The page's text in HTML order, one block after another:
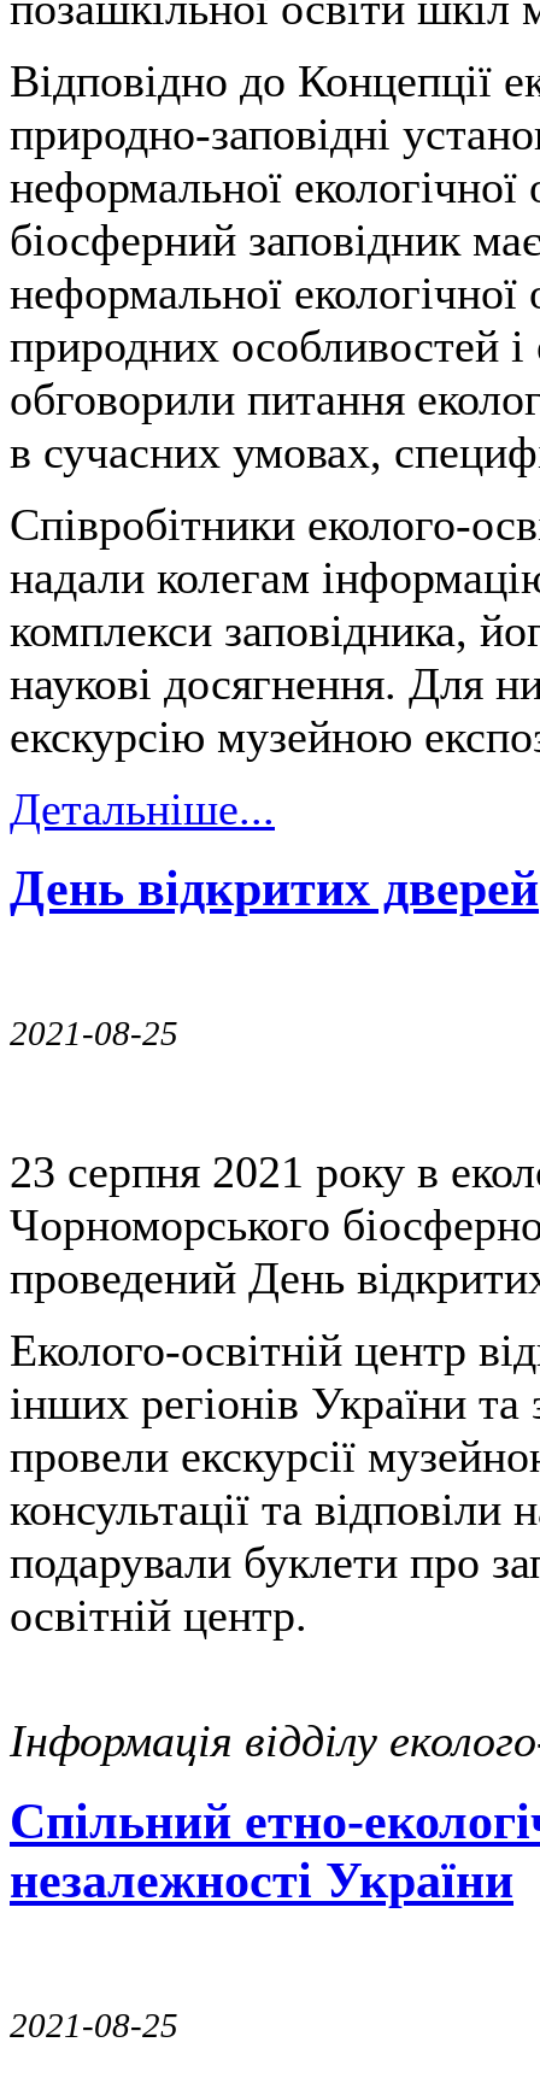
Відповідно до Концепції
природно-заповідні
неформальної
біосферний заповідник
неформальної
природних особливостей і
обговорили питання
в сучасних умовах,
Співробітники еколого-
надали колегам
комплекси заповідника,
наукові досягнення. Для
екскурсію музейною
Детальніше...
День відкритих дверей
2021-08-25
23 серпня 2021 року в
Чорноморського
проведений День
Еколого-освітній центр
інших регіонів України
провели екскурсії
консультації та
подарували буклети про
освітній центр.
Інформація відділу
Спільний етно-
незалежності України
2021-08-25